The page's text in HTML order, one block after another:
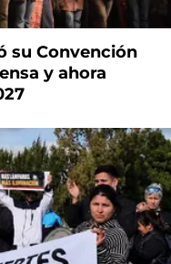
su Convención
y ahora